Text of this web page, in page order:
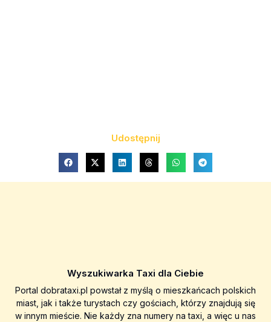
Udostępnij
Wyszukiwarka Taxi dla Ciebie
Portal dobrataxi.pl powstał z myślą o mieszkańcach polskich
miast, jak i także turystach czy gościach, którzy znajdują się
w innym mieście. Nie każdy zna numery na taxi, a więc u nas